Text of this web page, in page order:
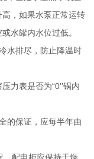
，如果水泵正常运转
水罐内水位过低。
水排尽，防止降温时
力表是否为“0’’锅内
的保证，应每半年由